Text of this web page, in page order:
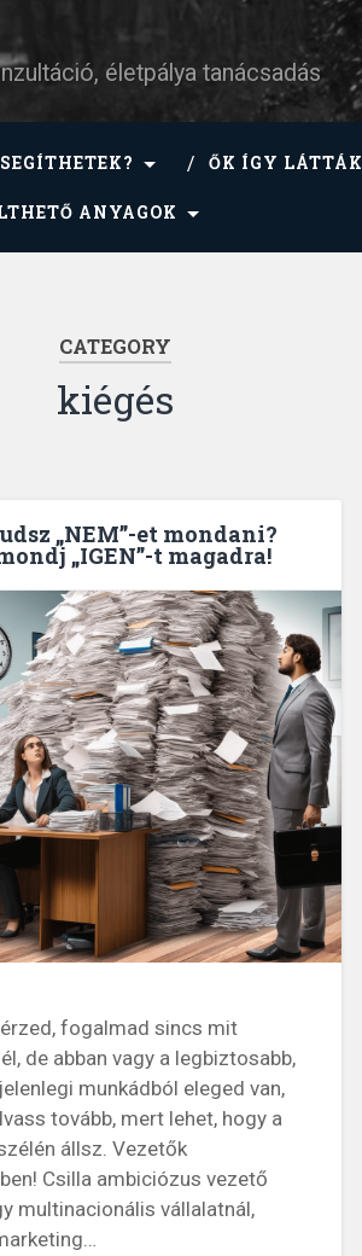
életpálya tanácsadás
ŐK ÍGY LÁTTÁK
ANYAGOK
CATEGORY
kiégés
„NEM”-et mondani?
„IGEN”-t magadra!
fogalmad sincs mit
de abban vagy a legbiztosabb,
munkádból eleged van,
tovább, mert lehet, hogy a
állsz. Vezetők
Csilla ambiciózus vezető
multinacionális vállalatnál,